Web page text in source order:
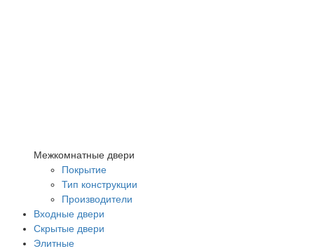
Межкомнатные двери
Покрытие
Тип конструкции
Производители
Входные двери
Скрытые двери
Элитные